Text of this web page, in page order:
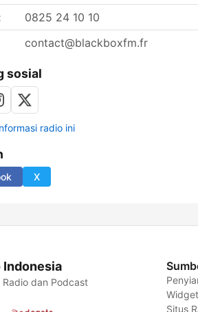
0825 24 10 10
contact@blackboxfm.fr
sosial
radio ini
X
Indonesia
Radio dan Podcast
Widget
Situs